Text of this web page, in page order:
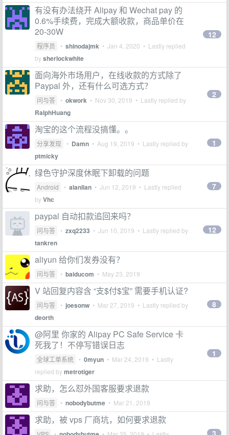
有没有办法绕开 Alipay 和 Wechat pay 的
0.6%手续费，完成大额收款，商品单价在
20-30W
程序员 • shinodajmk • Jan 4, 2020 • Lastly replied
bysherlockwhite
12
面向海外市场用户，在线收款的方式除了
Paypal 外，还有什么可选方式？
问与答 • okwork • Nov 30, 2019 • Lastly replied by
RalphHuang
2
淘宝的这个流程没搞懂。。
分享发现 • Damn • Aug 19, 2019 • Lastly replied by
ptmicky
1
绿色守护深度休眠下卸载的问题
Android • alanlian • Jun 12, 2019 • Lastly replied
byVhc
7
paypal 自动扣款追回来吗？
问与答 • zxq2233 • Jun 10, 2019 • Lastly replied by
tankren
12
aliyun 给你们发券没有？
问与答 • baiducom • May 23, 2019
V 站回复内容含 “支$付$宝” 需要手机认证?
问与答 • joesonw • Mar 27, 2019 • Lastly replied by
deorth
8
@阿里 你家的 Alipay PC Safe Service 卡
死我了！不停写错误日志
全球工单系统 • 0myun • Mar 24, 2019 • Lastly
replied bymetrotiger
1
求助，怎么怼外国客服要求退款
问与答 • nobodybutme • Mar 21, 2019
求助，被 vps 厂商坑，如何要求退款
3